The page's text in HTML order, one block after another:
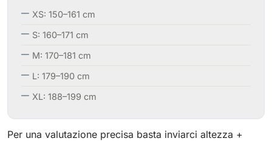
XS: 150–161 cm
S: 160–171 cm
M: 170–181 cm
L: 179–190 cm
XL: 188–199 cm
Per una valutazione precisa basta inviarci altezza +